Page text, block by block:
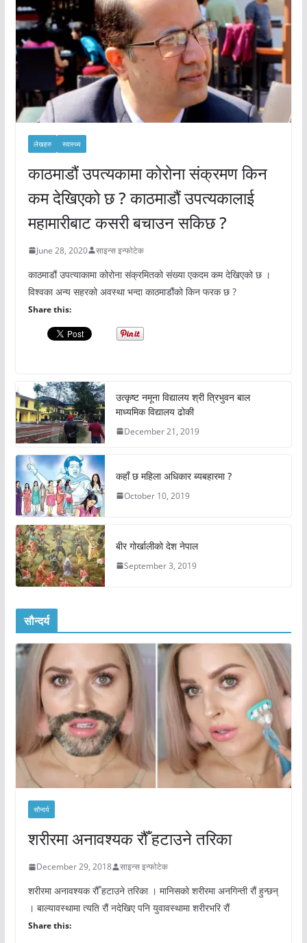
लेखहरु स्वास्थ्य
काठमाडौं उपत्यकामा कोरोना संक्रमण किन
कम देखिएको छ ? काठमाडौं उपत्यकालाई
महामारीबाट कसरी बचाउन सकिछ ?
June 28, 2020 साइन्स इन्फोटेक
काठमाडौं उपत्याकामा कोरोना संक्रमितको संख्या एकदम कम देखिएको छ ।
विश्वका अन्य सहरको अवस्था भन्दा काठमाडौंको किन फरक छ ?
Share this:
उत्कृष्ट नमूना विद्यालय श्री त्रिभुवन बाल
माध्यमिक विद्यालय ढोकी
December 21, 2019
कहाँ छ महिला अधिकार ब्यबहारमा ?
October 10, 2019
बीर गोर्खालीको देश नेपाल
September 3, 2019
सौन्दर्य
सौन्दर्य
शरीरमा अनावश्यक रौँ हटाउने तरिका
December 29, 2018 साइन्स इन्फोटेक
शरीरमा अनावश्यक रौँ हटाउने तरिका । मानिसको शरीरमा अनगिन्ती रौं हुन्छन्
। बाल्यावस्थामा त्यति रौं नदेखिए पनि युवावस्थामा शरीरभरि रौं
Share this: